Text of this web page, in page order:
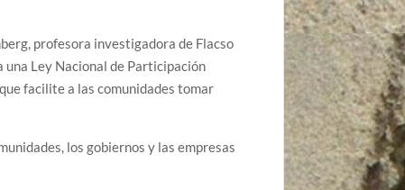
profesora investigadora de Flacso
Ley Nacional de Participación
facilite a las comunidades tomar
los gobiernos y las empresas